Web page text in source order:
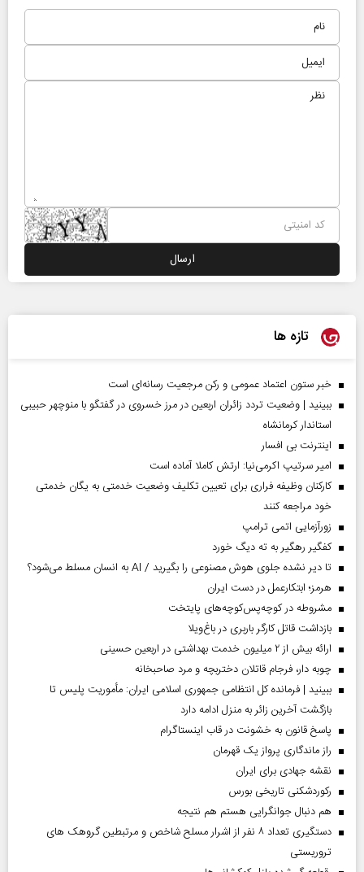
تازه ها
خبر ستون اعتماد عمومی و رکن مرجعیت رسانه‌ای است
ببینید | وضعیت تردد زائران اربعین در مرز خسروی در گفتگو با منوچهر حبیبی
استاندار کرمانشاه
اینترنت بی افسار
امیر سرتیپ اکرمی‌نیا: ارتش کاملا آماده است
کارکنان وظیفه فراری برای تعیین تکلیف وضعیت خدمتی به یگان خدمتی
خود مراجعه کنند
زورآزمایی اتمی ترامپ
کفگیر رهگیر به ته دیگ خورد
تا دیر نشده جلوی هوش مصنوعی را بگیرید / AI به انسان مسلط می‌شود؟
هرمز؛ ابتکارعمل در دست ایران
مشروطه در کوچه‌پس‌کوچه‌های پایتخت
بازداشت قاتل کارگر باربری در باغ‌ویلا
ارائه بیش از ۲ میلیون خدمت بهداشتی در اربعین حسینی
چوبه دار، فرجام قاتلان دختربچه و مرد صاحبخانه
ببینید | فرمانده کل انتظامی جمهوری اسلامی ایران­: مأموریت پلیس تا
بازگشت آخرین زائر به منزل ادامه دارد
پاسخ قانون به خشونت در قاب اینستاگرام
راز ماندگاری پرواز یک قهرمان
نقشه جهادی برای ایران
رکوردشکنی تاریخی بورس
هم دنبال جوانگرایی هستم هم نتیجه
دستگیری تعداد ۸ نفر از اشرار مسلح شاخص و مرتبطین گروهک های
تروریستی